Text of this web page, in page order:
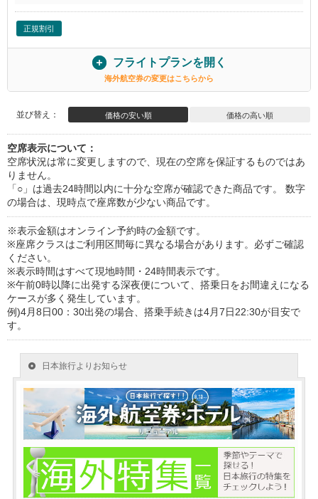
正規割引
フライトプランを開く
海外航空券の変更はこちらから
並び替え： 価格の安い順 価格の高い順
空席表示について：
空席状況は常に変更しますので、現在の空席を保証するものではあ
りません。
「○」は過去24時間以内に十分な空席が確認できた商品です。 数字
の場合は、現時点で座席数が少ない商品です。
※表示金額はオンライン予約時の金額です。
※座席クラスはご利用区間毎に異なる場合があります。必ずご確認
ください。
※表示時間はすべて現地時間・24時間表示です。
※午前0時以降に出発する深夜便について、搭乗日をお間違えになる
ケースが多く発生しています。
例)4月8日00：30出発の場合、搭乗手続きは4月7日22:30が目安で
す。